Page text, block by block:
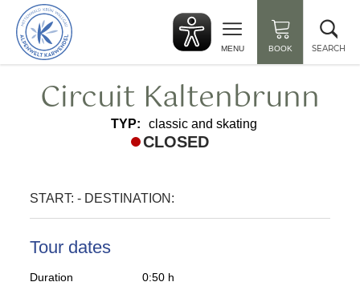
Back
to
start
MENU BOOK SEARCH
Circuit Kaltenbrunn
TYP: classic and skating
CLOSED
START: - DESTINATION:
Tour dates
Duration
0:50 h